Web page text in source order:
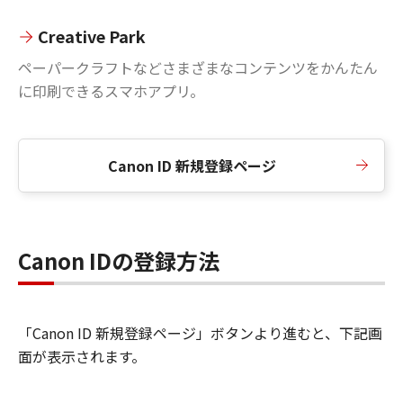
Creative Park
ペーパークラフトなどさまざまなコンテンツをかんたん
に印刷できるスマホアプリ。
Canon ID 新規登録ページ
Canon IDの登録方法
「Canon ID 新規登録ページ」ボタンより進むと、下記画
面が表示されます。